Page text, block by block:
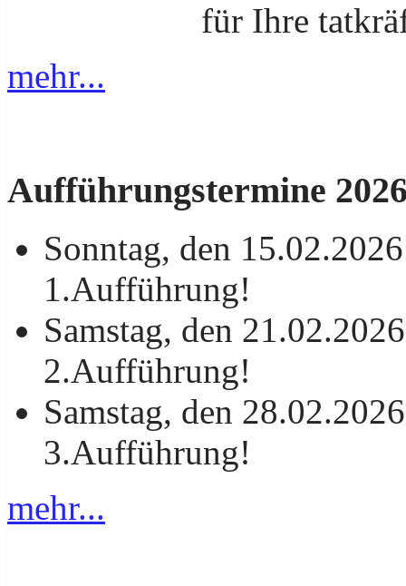
für Ihre
mehr...
Aufführungstermine
Sonntag, den 15.02.2026
1.Aufführung!
Samstag, den 21.02.2026
2.Aufführung!
Samstag, den 28.02.2026
3.Aufführung!
mehr...